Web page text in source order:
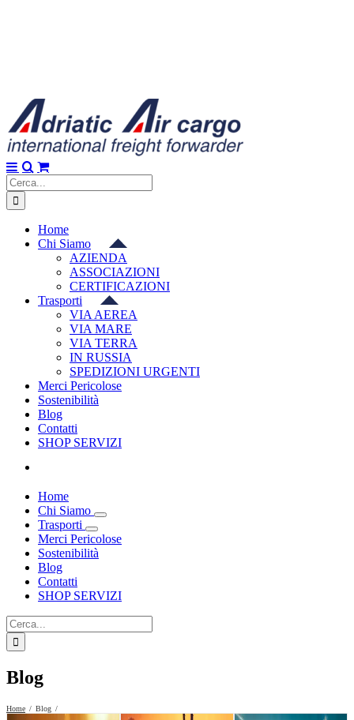
Cerca
per:
Home
Chi Siamo
AZIENDA
ASSOCIAZIONI
CERTIFICAZIONI
Trasporti
VIA AEREA
VIA MARE
VIA TERRA
IN RUSSIA
SPEDIZIONI URGENTI
Merci Pericolose
Sostenibilità
Blog
Contatti
SHOP SERVIZI
Home
Chi Siamo
Trasporti
Merci Pericolose
Sostenibilità
Blog
Contatti
SHOP SERVIZI
Cerca
per:
Blog
Home Blog